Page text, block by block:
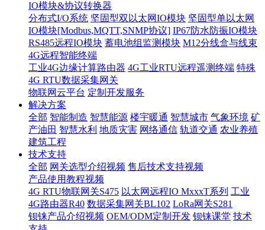
IO模块&协议转换器
分布式I/O系统 坚固型双以太网IO模块 坚固型单以太网
IO模块[Modbus,MQTT,SNMP协议] IP67防水防振IO模块
RS485远程IO模块 蓄电池组监测模块 M12分线盒与线束
4G远程智能终端
工业4G边缘计算路由器 4G工业RTU远程遥测终端 特殊
4G RTU数据采集网关
物联网云平台 定制开发服务
解决方案
全部 智能制造 智慧能源 楼宇暖通 智慧城市 气象环境 矿
产油田 智慧水利 地质灾害 网络通信 轨道交通 农业养殖
建筑工程
技术支持
全部 网关选型介绍视频 售后技术支持视频
产品使用教程视频
4G RTU物联网关S475 以太网远程IO MxxxT系列 工业
4G路由器R40 数据采集网关BL102 LoRa网关S281
钡铼产品介绍视频 OEM/ODM定制开发 钡铼课堂 技术